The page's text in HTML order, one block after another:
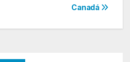
Canadá